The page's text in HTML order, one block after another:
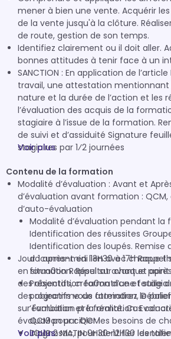
mener à bien une vente. Acquérir
de la vente jusqu'à la clôture.
de route, gestion de son temps.
Identifiez clairement ou il doit aller.
bonnes attitudes à tenir face à un
SANCTION : En application de
travail, une attestation mentionnant
nature et la durée de l’action et les
l’évaluation des acquis de la
stagiaire à l’issue de la formation.
de suivi et d’assiduité Signature
stagiaires par 1⁄2 journées
Voir plus
Contenu de la formation
Modalité d’évaluation : Avant et
d’évaluation avant formation :
d’auto-évaluation
Modalité d’évaluation pendant la
Identification des réussites
Identification des loupés. Remise
document en lien avec chaque
formation. Résultat avant et
Présentation formatrice et
programme de formation,
‘évaluation pré formation.
QCM pour cibler les besoins de
Diagnostic, pour identifier les
Jour 1 après-midi 13H30 à 17h
en situa0on Rappel sur chaque
des objectifs, créa0on d’une feuille
des objectifs vous atteindrez le
sur l'ambition et la réalité. Cas
évalua9on par QCM
JOUR 2 MATIN 9H30-12H30
Voir plus